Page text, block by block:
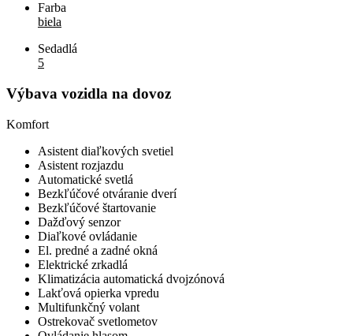
Farba
biela
Sedadlá
5
Výbava vozidla na dovoz
Komfort
Asistent diaľkových svetiel
Asistent rozjazdu
Automatické svetlá
Bezkľúčové otváranie dverí
Bezkľúčové štartovanie
Dažďový senzor
Diaľkové ovládanie
El. predné a zadné okná
Elektrické zrkadlá
Klimatizácia automatická dvojzónová
Lakťová opierka vpredu
Multifunkčný volant
Ostrekovač svetlometov